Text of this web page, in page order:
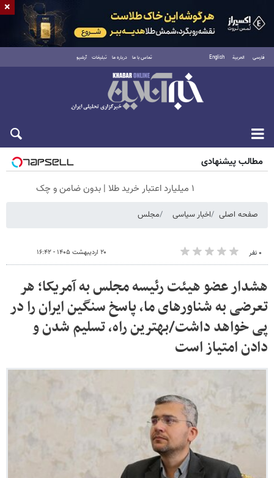
فارسی العربية English تماس با ما درباره ما تبلیغات آرشیو
جمعه ۱۶ مرداد ۱۴۰۵
مطالب پیشنهادی
۱ میلیارد اعتبار خرید طلا | بدون ضامن و چک
صفحه اصلی اخبار سیاسی مجلس
۰ نفر ۲۰ اردیبهشت ۱۴۰۵ - ۱۶:۴۲
هشدار عضو هیئت رئیسه مجلس به آمریکا؛ هر
تعرضی به شناورهای ما، پاسخ سنگین ایران را در
پی خواهد داشت/بهترین راه، تسلیم شدن و
دادن امتیاز است
×